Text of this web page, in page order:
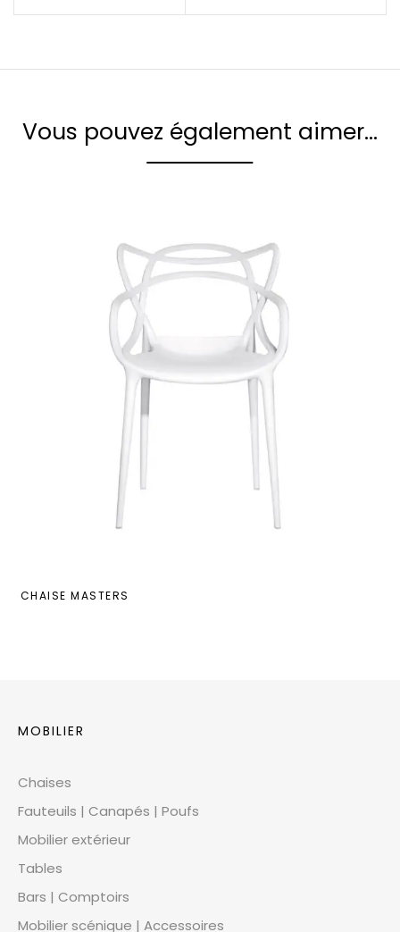
Vous pouvez également aimer…
CHAISE MASTERS
MOBILIER
Chaises
Fauteuils | Canapés | Poufs
Mobilier extérieur
Tables
Bars | Comptoirs
Mobilier scénique | Accessoires